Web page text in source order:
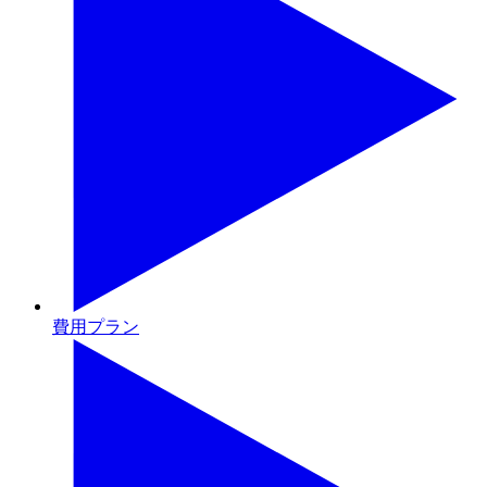
費用プラン